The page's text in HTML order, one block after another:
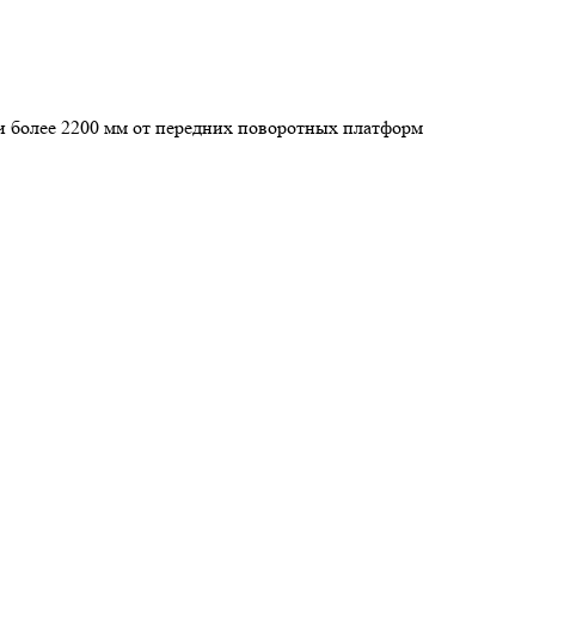
более 2200 мм от передних поворотных платформ